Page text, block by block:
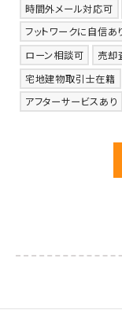
時間外メール対応可
フットワークに自信あ
ローン相談可
売却
宅地建物取引士在籍
アフターサービスあり